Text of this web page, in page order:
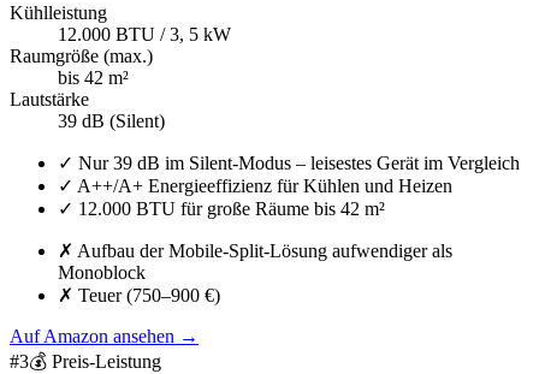
Kühlleistung
12.000 BTU / 3, 5 kW
Raumgröße (max.)
bis 42 m²
Lautstärke
39 dB (Silent)
✓ Nur 39 dB im Silent-Modus – leisestes Gerät im Vergleich
✓ A++/A+ Energieeffizienz für Kühlen und Heizen
✓ 12.000 BTU für große Räume bis 42 m²
✗ Aufbau der Mobile-Split-Lösung aufwendiger als
Monoblock
✗ Teuer (750–900 €)
Auf Amazon ansehen →
#3💰 Preis-Leistung